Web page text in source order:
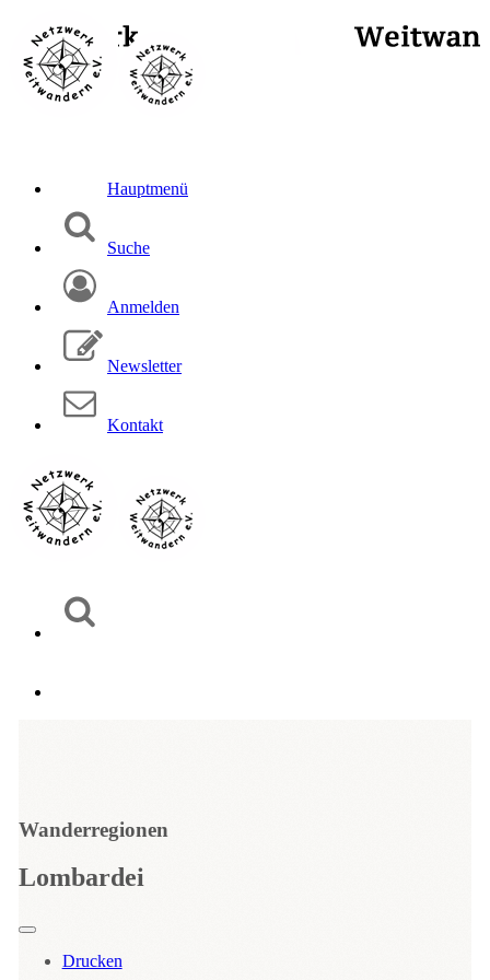
Hauptmenü
Suche
Anmelden
Newsletter
Kontakt
Wanderregionen
Lombardei
Drucken